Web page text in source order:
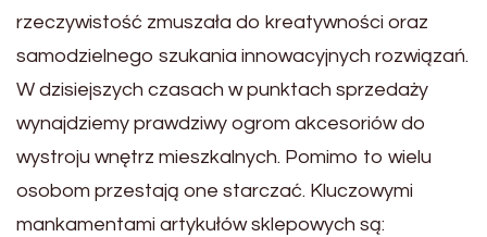
rzeczywistość zmuszała do kreatywności oraz
samodzielnego szukania innowacyjnych rozwiązań.
W dzisiejszych czasach w punktach sprzedaży
wynajdziemy prawdziwy ogrom akcesoriów do
wystroju wnętrz mieszkalnych. Pomimo to wielu
osobom przestają one starczać. Kluczowymi
mankamentami artykułów sklepowych są: